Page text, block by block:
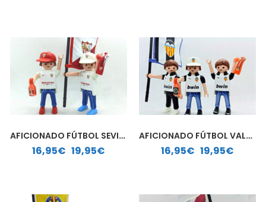
AFICIONADO FÚTBOL SEVILLA | PLAYMOBIL PERSONALIZADO
16,95€ 19,95€
Rango de precios: desde 16,95€ hasta 19,95€
AFICIONADO FÚTBOL VALENCIA | PLAYMOBIL PERSONALIZADO
16,95€ 19,95€
Rango de precios: desde 16,95€ hasta 19,95€